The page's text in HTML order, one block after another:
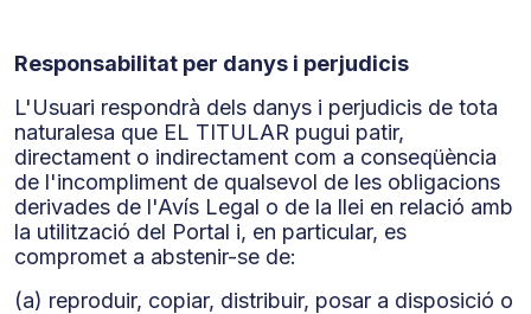
Responsabilitat per danys i perjudicis
L'Usuari respondrà dels danys i perjudicis de tota
naturalesa que EL TITULAR pugui patir,
directament o indirectament com a conseqüència
de l'incompliment de qualsevol de les obligacions
derivades de l'Avís Legal o de la llei en relació amb
la utilització del Portal i, en particular, es
compromet a abstenir-se de:
(a) reproduir, copiar, distribuir, posar a disposició o